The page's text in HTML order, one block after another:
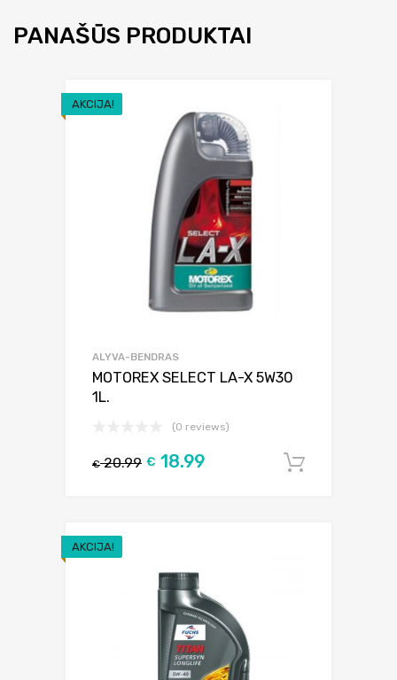
PANAŠŪS PRODUKTAI
AKCIJA!
ALYVA-BENDRAS
MOTOREX SELECT LA-X 5W30
1L.
(0 reviews)
€20.99 € 18.99
AKCIJA!